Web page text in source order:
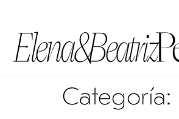
Categoría: